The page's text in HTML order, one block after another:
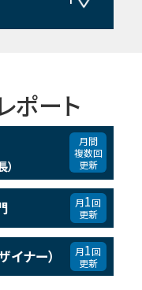
ポート
月間
複数回
更新
月1回
更新
イナー） 月1回
更新